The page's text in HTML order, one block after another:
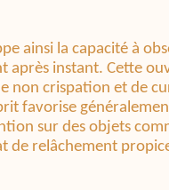
ainsi la capacité à
après instant. Cette
non crispation et de
favorise
sur des objets
de relâchement